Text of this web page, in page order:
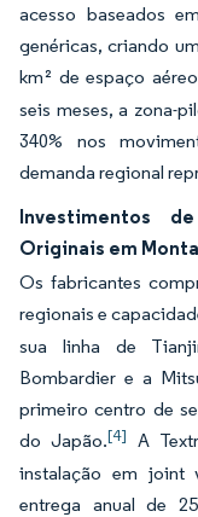
acesso baseados
genéricas, criando
km² de espaço
seis meses, a zona-
340% nos
demanda regional
Investimentos
Originais em
Os fabricantes
regionais e
sua linha de
Bombardier e a
primeiro centro de
do Japão.[4] A
instalação em joint
entrega anual de